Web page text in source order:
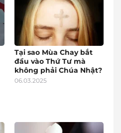
Tại sao Mùa Chay bắt
đầu vào Thứ Tư mà
không phải Chúa Nhật?
06.03.2025